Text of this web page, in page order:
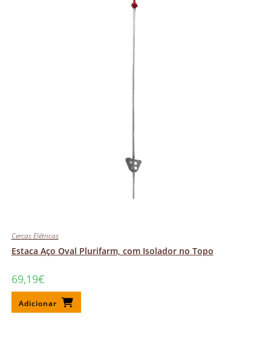
Cercas Elétricas
Estaca Aço Oval Plurifarm, com Isolador no Topo
69,19€
Adicionar